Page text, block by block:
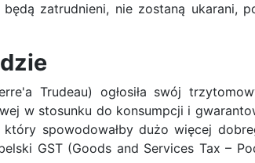
zatrudnieni, nie zostaną ukarani,
Trudeau) ogłosiła swój
w stosunku do konsumpcji i
spowodowałby dużo więcej
GST (Goods and Services Tax –